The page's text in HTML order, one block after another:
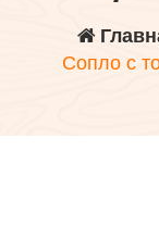
Сопло с